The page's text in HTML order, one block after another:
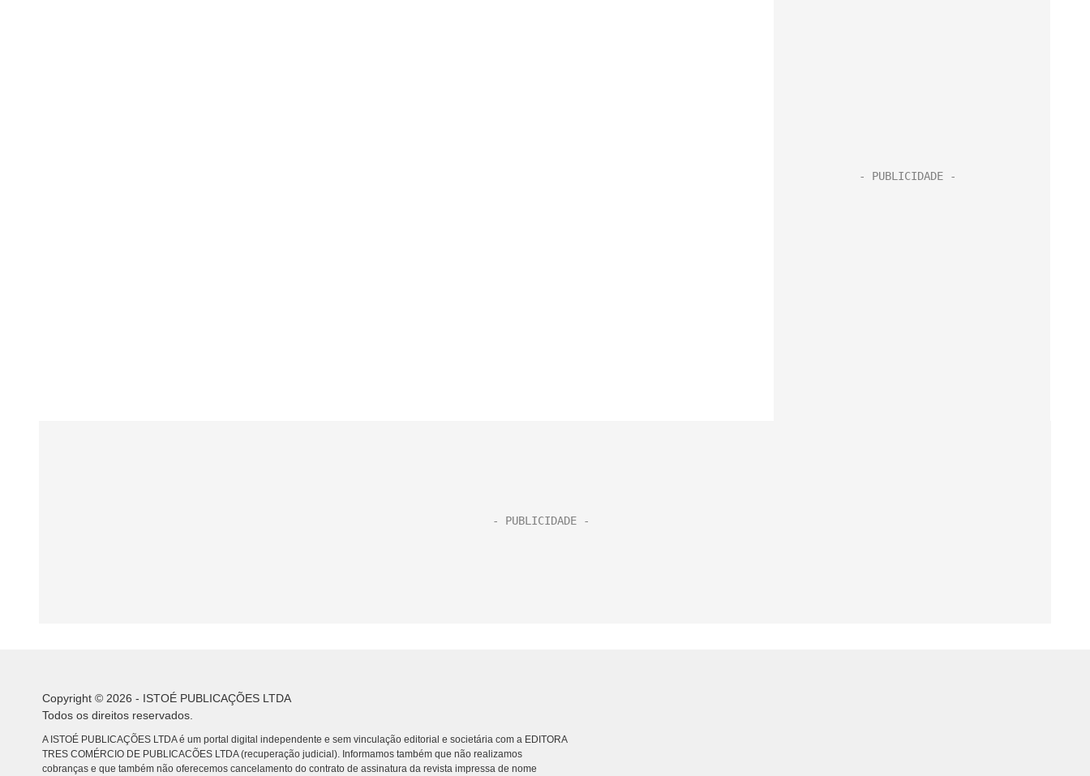
Copyright © 2026 - ISTOÉ PUBLICAÇÕES LTDA
Todos os direitos reservados.
A ISTOÉ PUBLICAÇÕES LTDA é um portal digital independente e sem vinculação editorial e societária com a EDITORA
TRES COMÉRCIO DE PUBLICACÕES LTDA (recuperação judicial). Informamos também que não realizamos
cobranças e que também não oferecemos cancelamento do contrato de assinatura da revista impressa de nome